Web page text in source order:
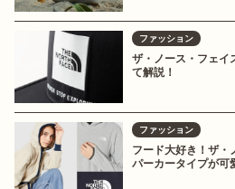
ファッション
ザ・ノース・フェイ
て解説！
ファッション
フード大好き！ザ・
パーカータイプが可